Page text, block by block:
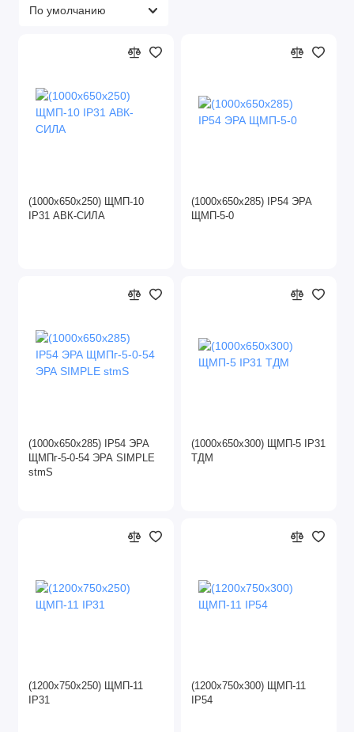
Коммутационное оборудование
DIN и комплектующие
Звонки
Трансформаторы для ламп
Трансформаторы тока
(1000х650х250) ЩМП-10
IP31 АВК-СИЛА
(1000х650х285) IP54 ЭРА
ЩМП-5-0
(1000х650х285) IP54 ЭРА
ЩМПг-5-0-54 ЭРА SIMPLE
stmS
(1000х650х300) ЩМП-5 IP31
ТДМ
(1200х750х250) ЩМП-11
IP31
(1200х750х300) ЩМП-11
IP54